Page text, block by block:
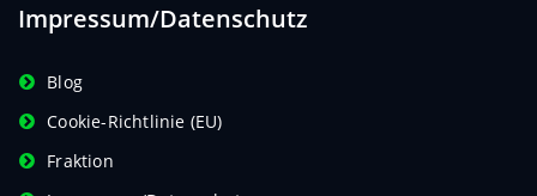
Impressum/Datenschutz
Blog
Cookie-Richtlinie (EU)
Fraktion